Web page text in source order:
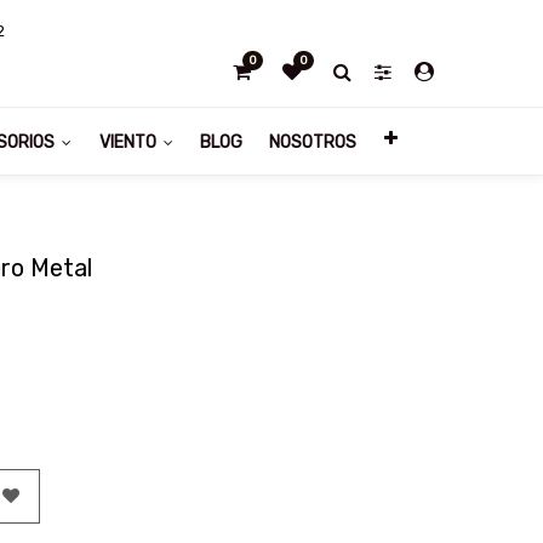
0 0
VIENTO BLOG NOSOTROS
Metal